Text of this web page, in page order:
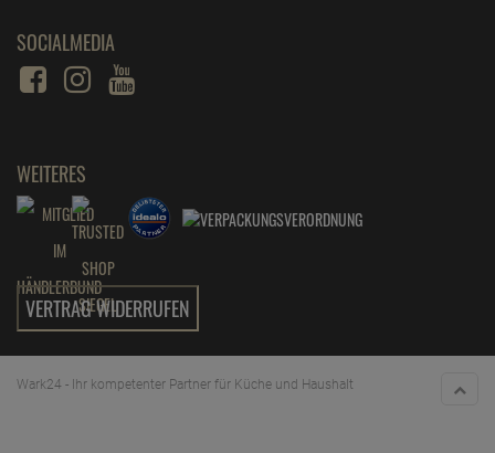
SOCIALMEDIA
WEITERES
VERTRAG WIDERRUFEN
Wark24 - Ihr kompetenter Partner für Küche und Haushalt